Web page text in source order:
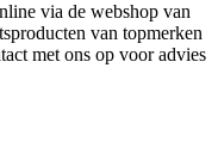
via de webshop van
van topmerken
met ons op voor advies